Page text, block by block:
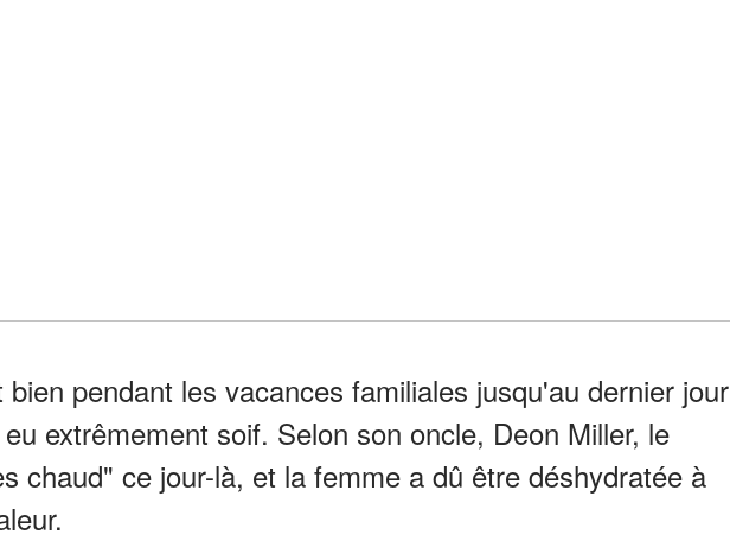
pendant les vacances familiales jusqu'au dernier jour
extrêmement soif. Selon son oncle, Deon Miller, le
chaud" ce jour-là, et la femme a dû être déshydratée à